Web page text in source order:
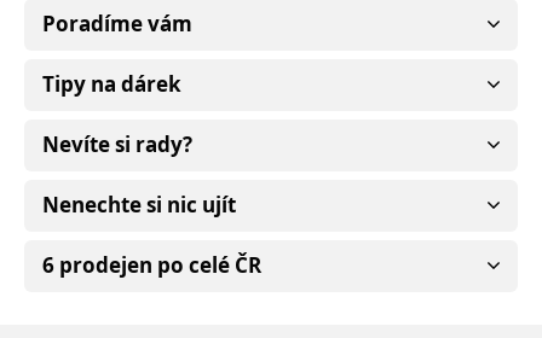
Poradíme vám
Tipy na dárek
Nevíte si rady?
Nenechte si nic ujít
6 prodejen po celé ČR